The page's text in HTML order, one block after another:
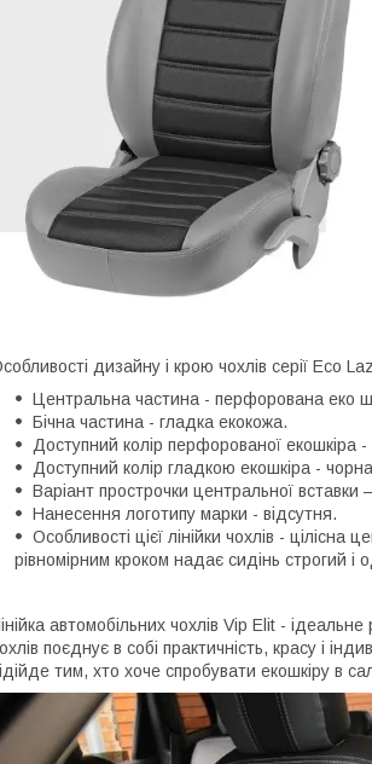
дизайну і крою чохлів серії Eco
Центральна частина - перфорована еко
Бічна частина - гладка екокожа.
Доступний колір перфорованої екошкіра
Доступний колір гладкою екошкіра -
Варіант прострочки центральної вставки
Нанесення логотипу марки - відсутня.
Особливості цієї лінійки чохлів -
рівномірним кроком надає сидінь строгий і
автомобільних чохлів Vip Elit -
поєднує в собі практичність, красу і
тим, хто хоче спробувати екошкіру в